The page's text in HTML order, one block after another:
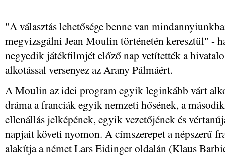
"A választás lehetősége benne van
megvizsgálni Jean Moulin történetén keresztül" -
negyedik játékfilmjét előző nap vetítették a
alkotással versenyez az Arany Pálmáért.
A Moulin az idei program egyik leginkább várt
dráma a franciák egyik nemzeti hősének, a
ellenállás jelképének, egyik vezetőjének és
napjait követi nyomon. A címszerepet a népszerű
alakítja a német Lars Eidinger oldalán (Klaus